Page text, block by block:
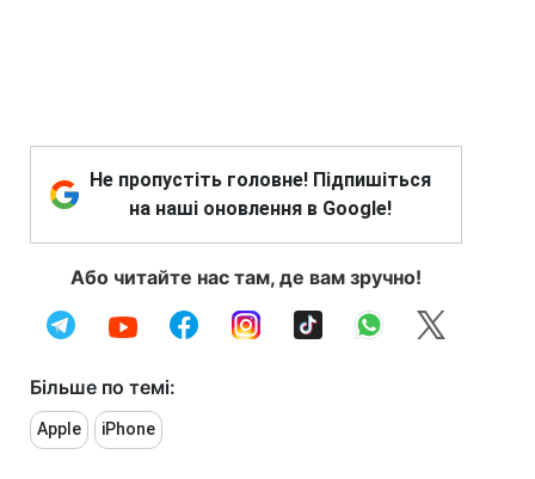
Не пропустіть головне! Підпишіться
на наші оновлення в Google!
Або читайте нас там, де вам зручно!
Більше по темі:
Apple iPhone